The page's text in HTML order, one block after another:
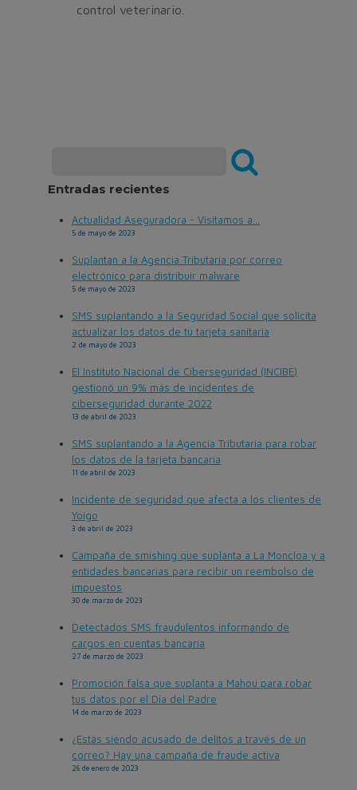
control veterinario.
Entradas recientes
Actualidad Aseguradora - Visitamos a...
5 de mayo de 2023
Suplantan a la Agencia Tributaria por correo
electrónico para distribuir malware
5 de mayo de 2023
SMS suplantando a la Seguridad Social que solicita
actualizar los datos de tu tarjeta sanitaria
2 de mayo de 2023
El Instituto Nacional de Ciberseguridad (INCIBE)
gestionó un 9% más de incidentes de
ciberseguridad durante 2022
13 de abril de 2023
SMS suplantando a la Agencia Tributaria para robar
los datos de la tarjeta bancaria
11 de abril de 2023
Incidente de seguridad que afecta a los clientes de
Yoigo
3 de abril de 2023
Campaña de smishing que suplanta a La Moncloa y a
entidades bancarias para recibir un reembolso de
impuestos
30 de marzo de 2023
Detectados SMS fraudulentos informando de
cargos en cuentas bancaria
27 de marzo de 2023
Promoción falsa que suplanta a Mahou para robar
tus datos por el Día del Padre
14 de marzo de 2023
¿Estás siendo acusado de delitos a través de un
correo? Hay una campaña de fraude activa
26 de enero de 2023